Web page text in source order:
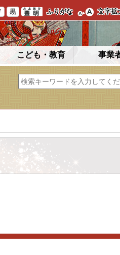
黒 ふりがな 文字拡
こども・教育 事業